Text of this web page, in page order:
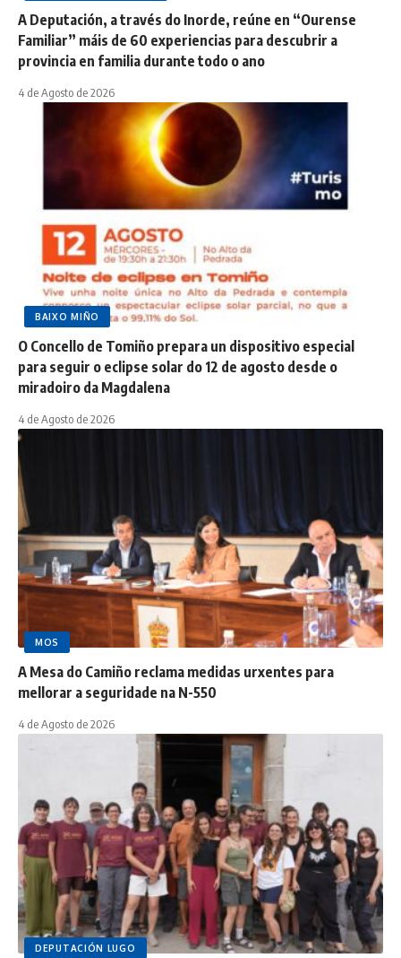
A Deputación, a través do Inorde, reúne en “Ourense
Familiar” máis de 60 experiencias para descubrir a
provincia en familia durante todo o ano
4 de Agosto de 2026
BAIXO MIÑO
O Concello de Tomiño prepara un dispositivo especial
para seguir o eclipse solar do 12 de agosto desde o
miradoiro da Magdalena
4 de Agosto de 2026
MOS
A Mesa do Camiño reclama medidas urxentes para
mellorar a seguridade na N-550
4 de Agosto de 2026
DEPUTACIÓN LUGO